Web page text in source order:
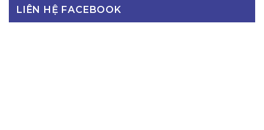
LIÊN HỆ FACEBOOK